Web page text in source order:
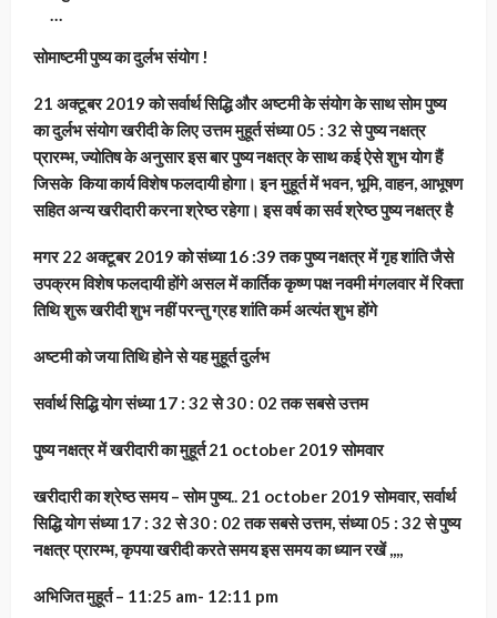
…
सोमाष्टमी पुष्य का दुर्लभ संयोग !
21 अक्टूबर 2019 को सर्वार्थ सिद्धि और अष्टमी के संयोग के साथ सोम पुष्य
का दुर्लभ संयोग खरीदी के लिए उत्तम मुहूर्त संध्या 05 : 32 से पुष्य नक्षत्र
प्रारम्भ, ज्योतिष के अनुसार इस बार पुष्य नक्षत्र के साथ कई ऐसे शुभ योग हैं
जिसके किया कार्य विशेष फलदायी होगा। इन मुहूर्त में भवन, भूमि, वाहन, आभूषण
सहित अन्य खरीदारी करना श्रेष्ठ रहेगा। इस वर्ष का सर्व श्रेष्ठ पुष्य नक्षत्र है
मगर 22 अक्टूबर 2019 को संध्या 16 :39 तक पुष्य नक्षत्र में गृह शांति जैसे
उपक्रम विशेष फलदायी होंगे असल में कार्तिक कृष्ण पक्ष नवमी मंगलवार में रिक्ता
तिथि शुरू खरीदी शुभ नहीं परन्तु ग्रह शांति कर्म अत्यंत शुभ होंगे
अष्टमी को जया तिथि होने से यह मुहूर्त दुर्लभ
सर्वार्थ सिद्धि योग संध्या 17 : 32 से 30 : 02 तक सबसे उत्तम
पुष्य नक्षत्र में खरीदारी का मुहूर्त 21 october 2019 सोमवार
खरीदारी का श्रेष्ठ समय – सोम पुष्य.. 21 october 2019 सोमवार, सर्वार्थ
सिद्धि योग संध्या 17 : 32 से 30 : 02 तक सबसे उत्तम, संध्या 05 : 32 से पुष्य
नक्षत्र प्रारम्भ, कृपया खरीदी करते समय इस समय का ध्यान रखें ,,,,
अभिजित मुहूर्त – 11:25 am- 12:11 pm